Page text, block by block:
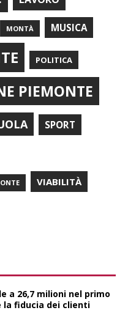
MONTÀ MUSICA
POLITICA
PIEMONTE
SPORT
VIABILITÀ
a 26,7 milioni nel primo
la fiducia dei clienti